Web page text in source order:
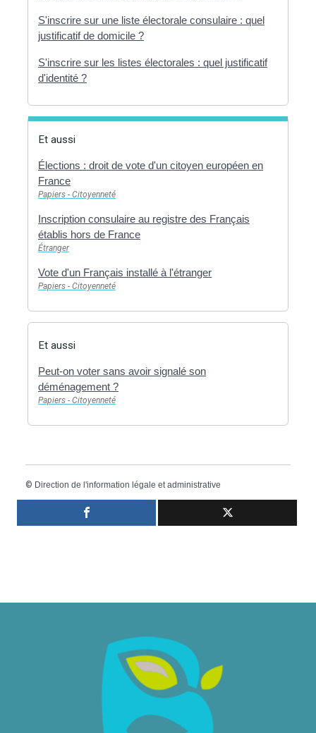
S'inscrire sur une liste électorale consulaire : quel
justificatif de domicile ?
S'inscrire sur les listes électorales : quel justificatif
d'identité ?
Et aussi
Élections : droit de vote d'un citoyen européen en
France
Papiers - Citoyenneté
Inscription consulaire au registre des Français
établis hors de France
Étranger
Vote d'un Français installé à l'étranger
Papiers - Citoyenneté
Et aussi
Peut-on voter sans avoir signalé son
déménagement ?
Papiers - Citoyenneté
© Direction de l'information légale et administrative